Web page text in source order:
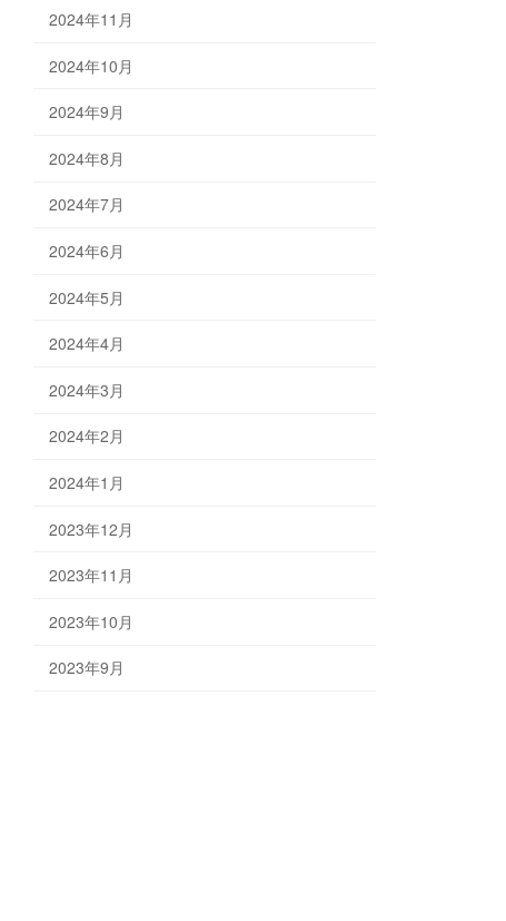
2024年11月
2024年10月
2024年9月
2024年8月
2024年7月
2024年6月
2024年5月
2024年4月
2024年3月
2024年2月
2024年1月
2023年12月
2023年11月
2023年10月
2023年9月